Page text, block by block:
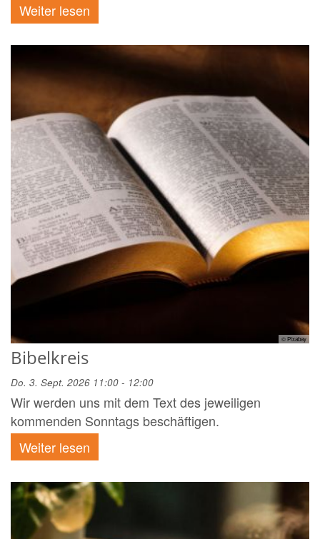
Weiter lesen
© Pixabay
Bibelkreis
Do. 3. Sept. 2026 11:00 - 12:00
Wir werden uns mit dem Text des jeweiligen
kommenden Sonntags beschäftigen.
Weiter lesen